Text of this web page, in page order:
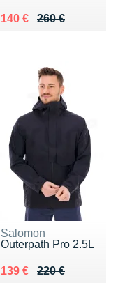
260 €
Au lieu de 260 €
140 €
Vendu 140 €
Salomon
Outerpath Pro 2.5L
220 €
Au lieu de 220 €
139 €
Vendu 139 €